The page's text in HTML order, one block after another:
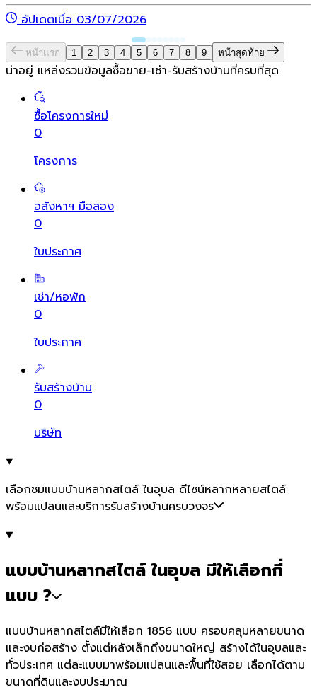
อัปเดตเมื่อ 03/07/2026
หน้าแรก 1 2 3 4 5 6 7 8 9 หน้าสุดท้าย
น่าอยู่ แหล่งรวมข้อมูลซื้อขาย-เช่า-รับสร้างบ้านที่ครบที่สุด
ซื้อโครงการใหม่
0
โครงการ
อสังหาฯ มือสอง
0
ใบประกาศ
เช่า/หอพัก
0
ใบประกาศ
รับสร้างบ้าน
0
บริษัท
เลือกชมแบบบ้านหลากสไตล์ ในอุบล ดีไซน์หลากหลายสไตล์
พร้อมแปลนและบริการรับสร้างบ้านครบวงจร
แบบบ้านหลากสไตล์ ในอุบล มีให้เลือกกี่
แบบ ?
แบบบ้านหลากสไตล์มีให้เลือก 1856 แบบ ครอบคลุมหลายขนาด
และงบก่อสร้าง ตั้งแต่หลังเล็กถึงขนาดใหญ่ สร้างได้ในอุบลและ
ทั่วประเทศ แต่ละแบบมาพร้อมแปลนและพื้นที่ใช้สอย เลือกได้ตาม
ขนาดที่ดินและงบประมาณ